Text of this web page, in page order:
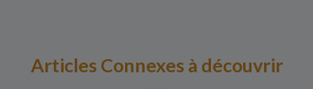
Articles Connexes à découvrir